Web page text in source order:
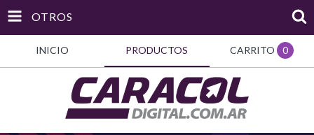
OTROS
INICIO PRODUCTOS CARRITO 0